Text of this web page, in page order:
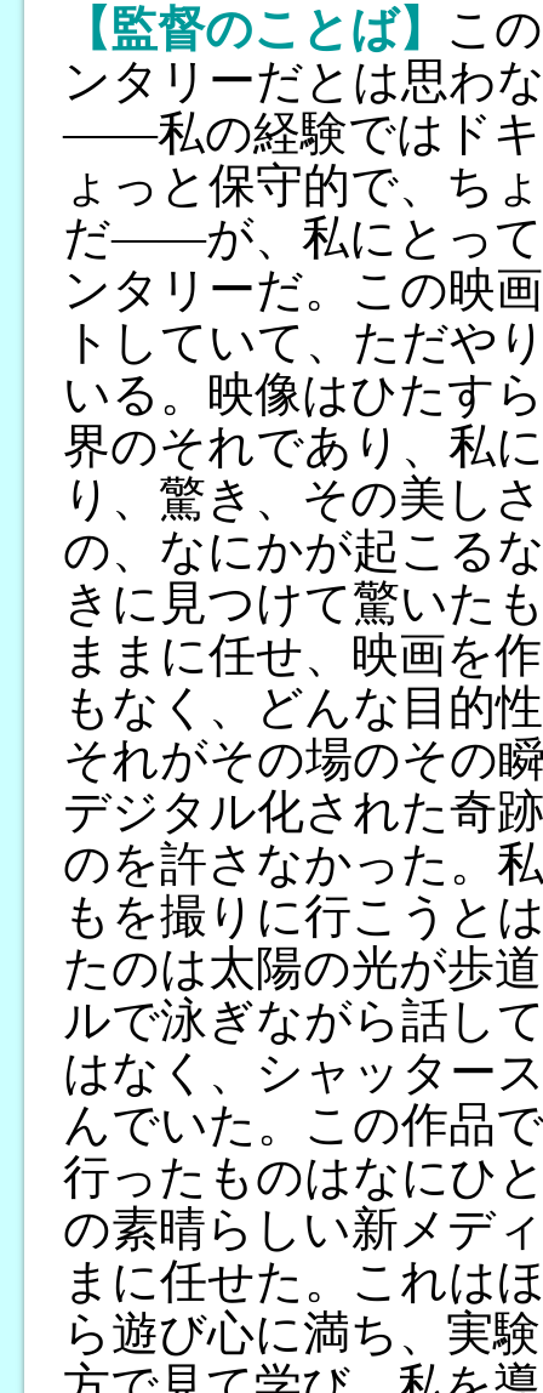
【監督のことば】
こ
ンタリーだとは思わ
――私の経験ではドキ
ょっと保守的で、ち
だ――が、私にとって
ンタリーだ。この映
トしていて、ただや
いる。映像はひたす
界のそれであり、私
り、驚き、その美し
の、なにかが起こる
きに見つけて驚いた
ままに任せ、映画を
もなく、どんな目的
それがその場のその
デジタル化された奇
のを許さなかった。
もを撮りに行こうと
たのは太陽の光が歩
ルで泳ぎながら話し
はなく、シャッター
んでいた。この作品
行ったものはなにひ
の素晴らしい新メデ
まに任せた。これは
ら遊び心に満ち、実